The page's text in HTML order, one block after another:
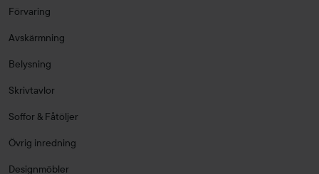
Förvaring
Avskärmning
Belysning
Skrivtavlor
Soffor & Fåtöljer
Övrig inredning
Designmöbler